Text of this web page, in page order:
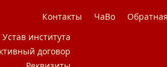
Контакты ЧаВо
Устав института
договор